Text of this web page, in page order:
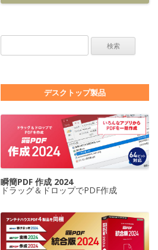
デスクトップ製品
瞬簡PDF 作成 2024
ドラッグ＆ドロップでPDF作成